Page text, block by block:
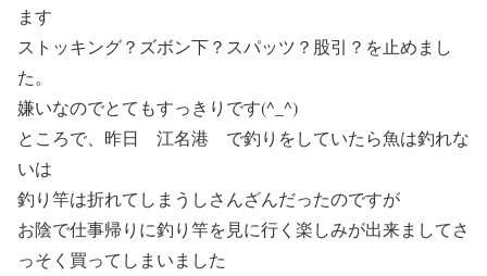
ます
ストッキング？ズボン下？スパッツ？股引？を止めまし
た。
嫌いなのでとてもすっきりです(^_^)
ところで、昨日 江名港 で釣りをしていたら魚は釣れな
いは
釣り竿は折れてしまうしさんざんだったのですが
お陰で仕事帰りに釣り竿を見に行く楽しみが出来ましてさ
っそく買ってしまいました